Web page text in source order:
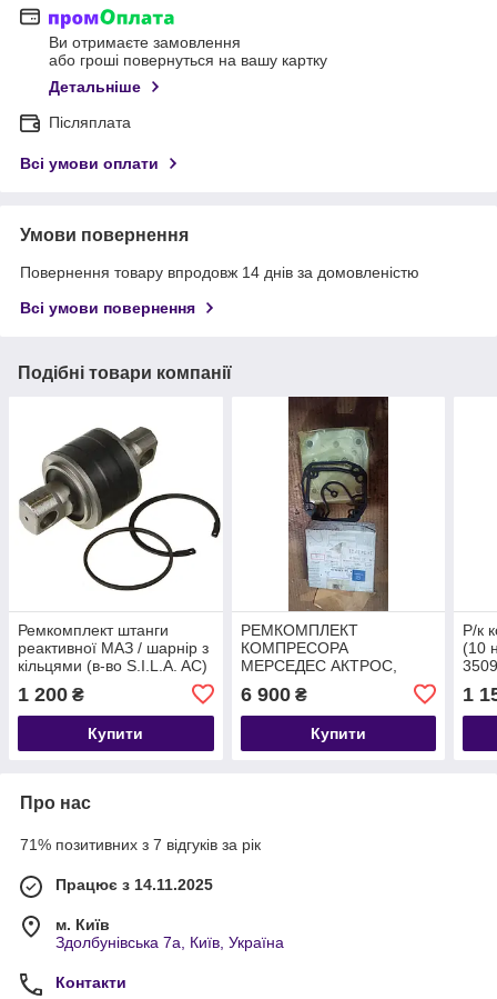
Ви отримаєте замовлення
або гроші повернуться на вашу картку
Детальніше
Післяплата
Всі умови оплати
Умови повернення
Повернення товару впродовж 14 днів за домовленістю
Всі умови повернення
Подібні товари компанії
Ремкомплект штанги
реактивної МАЗ / шарнір з
кільцями (в-во S.I.L.A. AC)
1 200 ₴
Купити
РЕМКОМПЛЕКТ
КОМПРЕСОРА
МЕРСЕДЕС АКТРОС,
ПРОКЛАДКАМИ
MERCEDES TRUCK
ACTROS A5411300620
6 900₴
Купити
Р/к
(10
1
Про нас
71% позитивних з 7 відгуків за рік
Працює з 14.11.2025
м. Київ
Здолбунівська 7а, Київ, Україна
Контакти